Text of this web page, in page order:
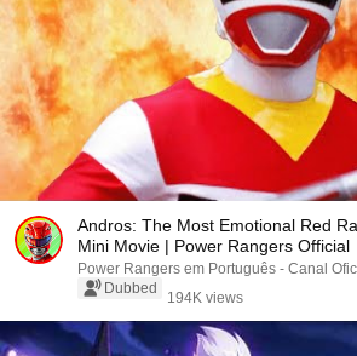
Andros: The Most Emotional Red
Mini Movie | Power Rangers Official
Power Rangers em Português - Canal
Dubbed
194K views